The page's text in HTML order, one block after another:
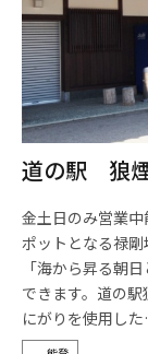
道の駅 狼
金土日のみ営業
ポットとなる禄剛
「海から昇る朝
できます。道の
にがりを使用し